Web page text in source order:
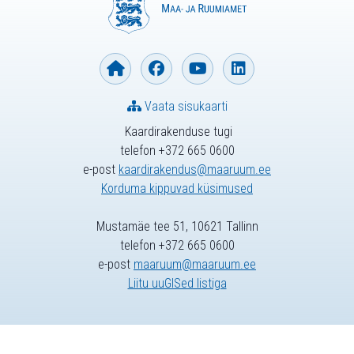
Kaardirakenduse tugi
telefon +372 665 0600
e-post kaardirakendus@maaruum.ee
Korduma kippuvad küsimused
Vaata sisukaarti
Mustamäe tee 51, 10621 Tallinn
telefon +372 665 0600
e-post maaruum@maaruum.ee
Liitu uuGISed listiga